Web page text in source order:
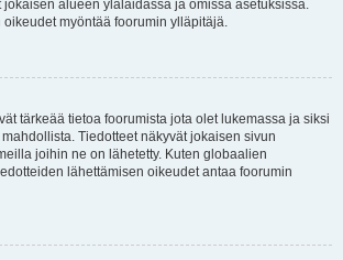
jokaisen alueen ylälaidassa ja omissa asetuksissa.
myöntää foorumin ylläpitäjä.
tärkeää tietoa foorumista jota olet lukemassa ja siksi
Tiedotteet näkyvät jokaisen sivun
joihin ne on lähetetty. Kuten globaalien
lähettämisen oikeudet antaa foorumin